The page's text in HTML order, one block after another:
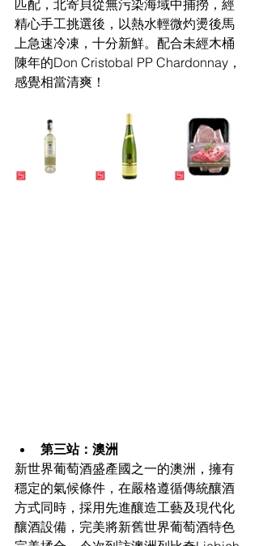
匹配，北寄貝從無污染海域中捕撈，經
精心手工挑選後，以熱水輕微灼燙後馬
上急速冷凍，十分新鮮。配合未經木桶
陳年的Don Cristobal PP Chardonnay，
感覺相當清爽！
第三站：澳洲
新世界葡萄酒盛產國之一的澳洲，擁有
穩定的氣候條件，在嚴格遵循傳統釀酒
方式同時，採用先進釀造工藝及現代化
釀酒設備，完美將新舊世界葡萄酒特色